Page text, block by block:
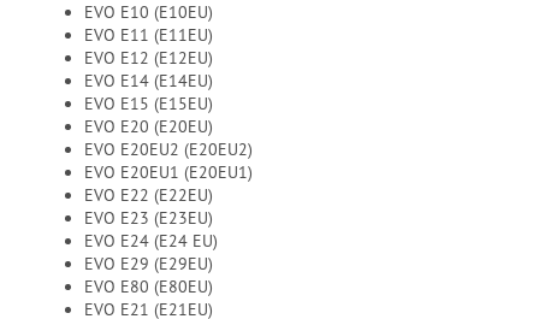
EVO E10 (E10EU)
EVO E11 (E11EU)
EVO E12 (E12EU)
EVO E14 (E14EU)
EVO E15 (E15EU)
EVO E20 (E20EU)
EVO E20EU2 (E20EU2)
EVO E20EU1 (E20EU1)
EVO E22 (E22EU)
EVO E23 (E23EU)
EVO E24 (E24 EU)
EVO E29 (E29EU)
EVO E80 (E80EU)
EVO E21 (E21EU)